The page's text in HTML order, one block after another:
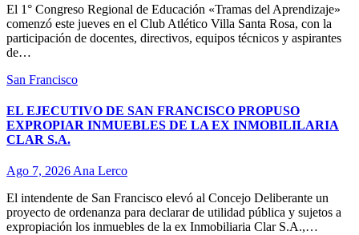
El 1° Congreso Regional de Educación «Tramas del Aprendizaje»
comenzó este jueves en el Club Atlético Villa Santa Rosa, con la
participación de docentes, directivos, equipos técnicos y aspirantes
de…
San Francisco
EL EJECUTIVO DE SAN FRANCISCO PROPUSO
EXPROPIAR INMUEBLES DE LA EX INMOBILILARIA
CLAR S.A.
Ago 7, 2026 Ana Lerco
El intendente de San Francisco elevó al Concejo Deliberante un
proyecto de ordenanza para declarar de utilidad pública y sujetos a
expropiación los inmuebles de la ex Inmobiliaria Clar S.A.,…